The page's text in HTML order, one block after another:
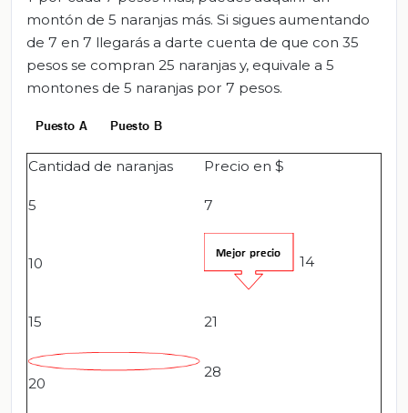
montón de 5 naranjas más. Si sigues aumentando
de 7 en 7 llegarás a darte cuenta de que con 35
pesos se compran 25 naranjas y, equivale a 5
montones de 5 naranjas por 7 pesos.
Cantidad de naranjas Precio en $
5 7
10 14
15 21
20
28